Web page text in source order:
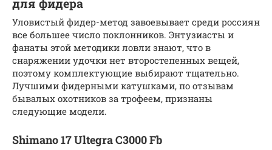
для фидера
Уловистый фидер-метод завоевывает среди россиян
все большее число поклонников. Энтузиасты и
фанаты этой методики ловли знают, что в
снаряжении удочки нет второстепенных вещей,
поэтому комплектующие выбирают тщательно.
Лучшими фидерными катушками, по отзывам
бывалых охотников за трофеем, признаны
следующие модели.
Shimano 17 Ultegra C3000 Fb